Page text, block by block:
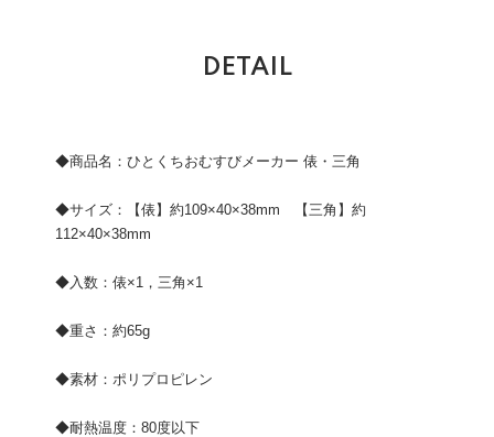
DETAIL
◆商品名：ひとくちおむすびメーカー 俵・三角
◆サイズ：【俵】約109×40×38mm 【三角】約
112×40×38mm
◆入数：俵×1，三角×1
◆重さ：約65g
◆素材：ポリプロピレン
◆耐熱温度：80度以下